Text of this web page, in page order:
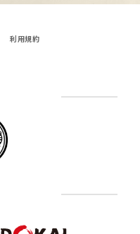
利用規約